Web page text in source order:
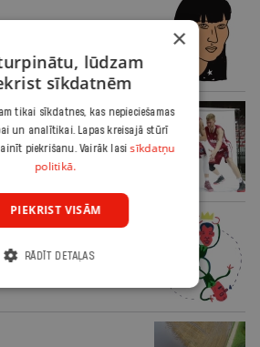
×
lūdzam
sīkdatnēm
tikai sīkdatnes, kas nepieciešamas
un analītikai. Lapas kreisajā stūrī
piekrišanu. Vairāk lasisīkdatņu
politikā.
PIEKRIST VISĀM
RĀDĪT DETAĻAS